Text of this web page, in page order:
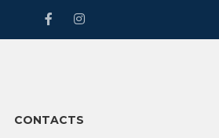
CONTACTS